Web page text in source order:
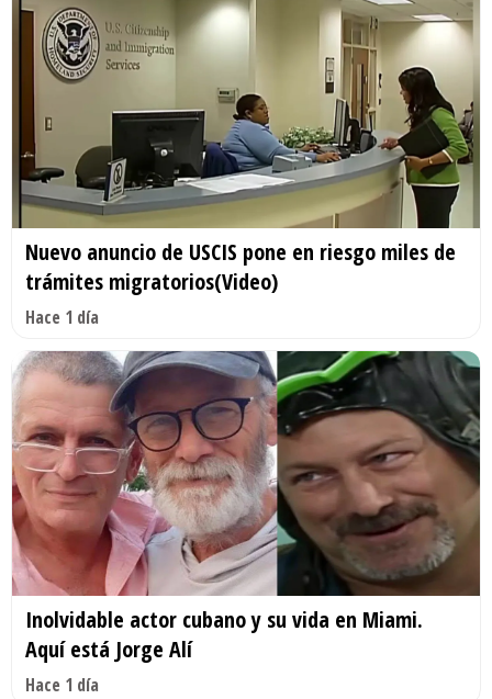
Nuevo anuncio de USCIS pone en riesgo miles de
trámites migratorios(Video)
Hace 1 día
Inolvidable actor cubano y su vida en Miami.
Aquí está Jorge Alí
Hace 1 día